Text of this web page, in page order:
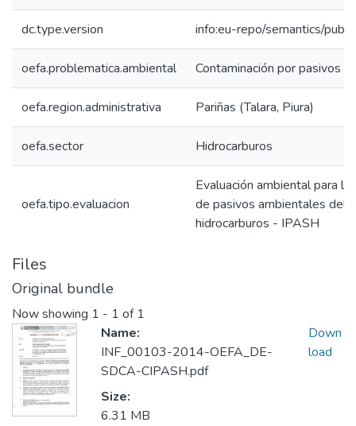
dc.type.version info:eu-repo/semantics/
oefa.problematica.ambiental Contaminación por pasivos
oefa.region.administrativa Pariñas (Talara, Piura)
oefa.sector Hidrocarburos
oefa.tipo.evaluacion
Evaluación ambiental para la
de pasivos ambientales del
hidrocarburos - IPASH
Files
Original bundle
Now showing 1 - 1 of 1
Name:
INF_00103-2014-OEFA_DE-
SDCA-CIPASH.pdf
Size:
6.31 MB
Down
load